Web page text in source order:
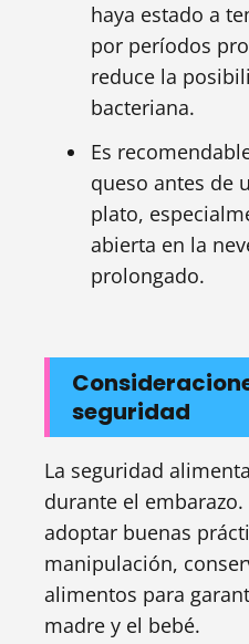
haya estado a
por períodos
reduce la
bacteriana.
Es
queso antes de
plato,
abierta en la
prolongado.
seguridad
La seguridad
durante el
adoptar buenas
manipulación,
alimentos para
madre y el bebé.